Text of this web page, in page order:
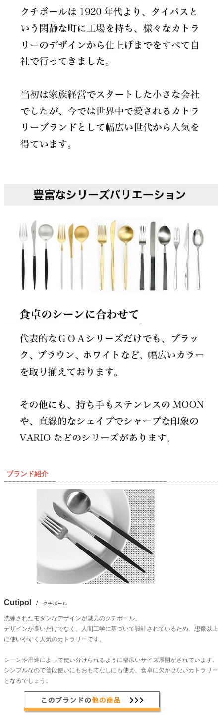
ブランド紹介
Cutipol / クチポール
洗練されたモダンなデザインが魅力のクチポール。
デザインが良いだけでなく、人間工学に基づいて設計されているため、想像以上
に使いやすく人気のカトラリーです。
シーンや用途によって使い分けられるように幅広いサイズ展開がされています。
シンプルなので普段使いにもおもてなしにも使え、食卓に欠かせないカトラリー
となるでしょう。